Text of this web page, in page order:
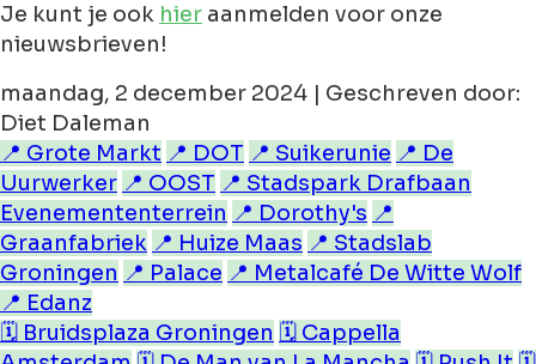
Je kunt je ook hier aanmelden voor onze
nieuwsbrieven!
maandag, 2 december 2024 | Geschreven door:
Diet Daleman
📍 Grote Markt 📍 DOT 📍 Suikerunie 📍 De
Uurwerker 📍 OOST 📍 Stadspark Drafbaan
Evenemententerrein 📍 Dorothy's 📍
Graanfabriek 📍 Huize Maas 📍 Stadslab
Groningen 📍 Palace 📍 Metalcafé De Witte Wolf
📍 Edanz
🗓️ Bruidsplaza Groningen 🗓️ Cappella